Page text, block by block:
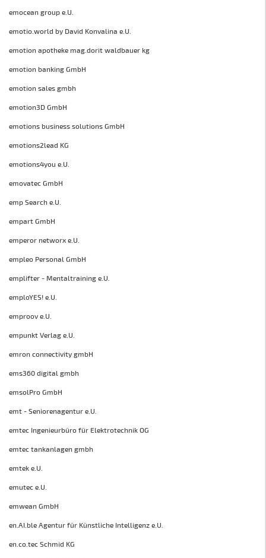
emocean group e.U.
emotio.world by David Konvalina e.U.
emotion apotheke mag.dorit waldbauer kg
emotion banking GmbH
emotion sales gmbh
emotion3D GmbH
emotions business solutions GmbH
emotions2lead KG
emotions4you e.U.
emovatec GmbH
emp Search e.U.
empart GmbH
emperor networx e.U.
empleo Personal GmbH
emplifter - Mentaltraining e.U.
emploYES! e.U.
emproov e.U.
empunkt Verlag e.U.
emron connectivity gmbH
ems360 digital gmbh
emsolPro GmbH
emt - Seniorenagentur e.U.
emtec Ingenieurbüro für Elektrotechnik OG
emtec tankanlagen gmbh
emtek e.U.
emutec e.U.
emwean GmbH
en.AI.ble Agentur für Künstliche Intelligenz e.U.
en.co.tec Schmid KG